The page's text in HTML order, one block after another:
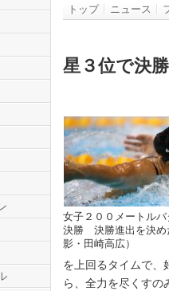
トップ ニュース
星３位で決
女子２００メートル
決勝 決勝進出を決め
影・田崎高広）
を上回るタイムで、
ら、全力を尽くすの